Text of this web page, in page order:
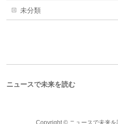
未分類
ニュースで未来を読む
Copyright © ニュースで未来を